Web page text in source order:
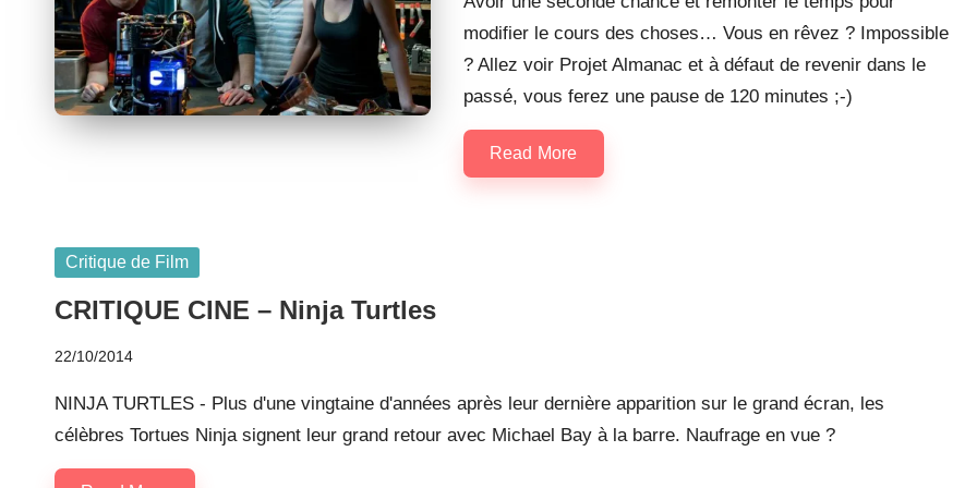
modifier le cours des choses… Vous en rêvez ? Impossible
? Allez voir Projet Almanac et à défaut de revenir dans le
passé, vous ferez une pause de 120 minutes ;-)
Read More
Posted
Critique de Film
CRITIQUE CINE – Ninja Turtles
22/10/2014
NINJA TURTLES - Plus d'une vingtaine d'années après leur dernière apparition sur le grand écran, les
célèbres Tortues Ninja signent leur grand retour avec Michael Bay à la barre. Naufrage en vue ?